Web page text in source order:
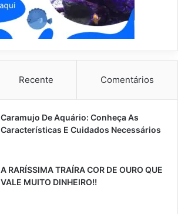
Recente Comentários
Caramujo De Aquário: Conheça As
Características E Cuidados Necessários
A RARÍSSIMA TRAÍRA COR DE OURO QUE
VALE MUITO DINHEIRO!!